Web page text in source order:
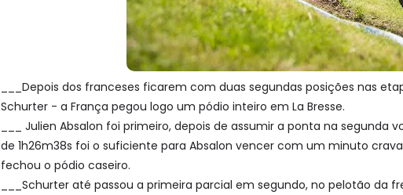
___Depois dos franceses ficarem com duas segundas posições nas
Schurter - a França pegou logo um pódio inteiro em La Bresse.
___ Julien Absalon foi primeiro, depois de assumir a ponta na
de 1h26m38s foi o suficiente para Absalon vencer com um minuto
fechou o pódio caseiro.
___Schurter até passou a primeira parcial em segundo, no pelotão